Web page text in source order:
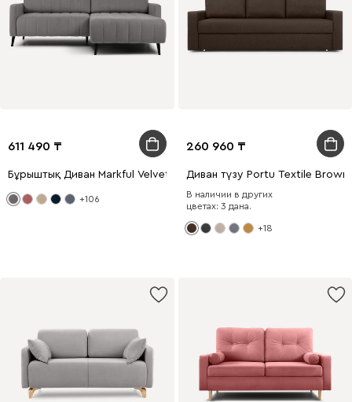
611 490
Бұрыштық Диван Markful Velvet Grey
+106
260 960
Диван түзу Portu Textile Brown
В наличии в других
цветах: 3 дана.
+18